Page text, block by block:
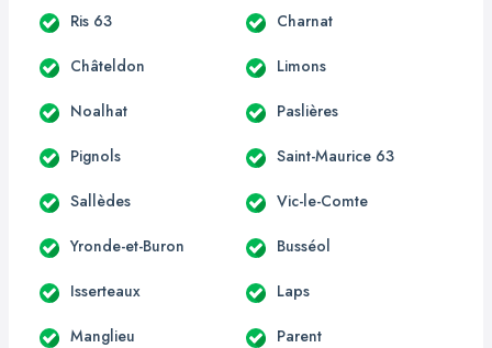
Ris 63 Charnat
Châteldon Limons
Noalhat Paslières
Pignols Saint-Maurice 63
Sallèdes Vic-le-Comte
Yronde-et-Buron Busséol
Isserteaux Laps
Manglieu Parent